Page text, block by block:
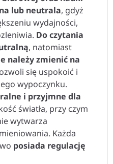
lub neutrala, gdyż
wydajności,
Do czytania
, natomiast
należy zmienić na
się uspokoić i
wypoczynku.
i przyjmne dla
światła, przy czym
wytwarza
Każda
posiada regulację